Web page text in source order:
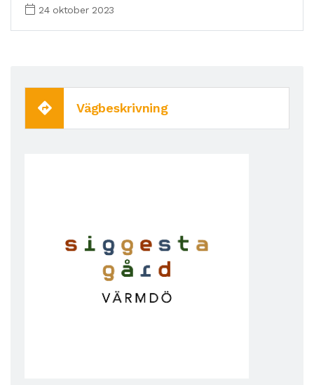
24 oktober 2023
Vägbeskrivning